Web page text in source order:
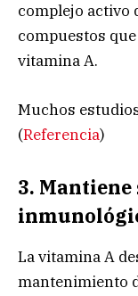
complejo activo
compuestos
vitamina A.
Muchos
(Referencia)
3.
La vitamina A
mantenimiento